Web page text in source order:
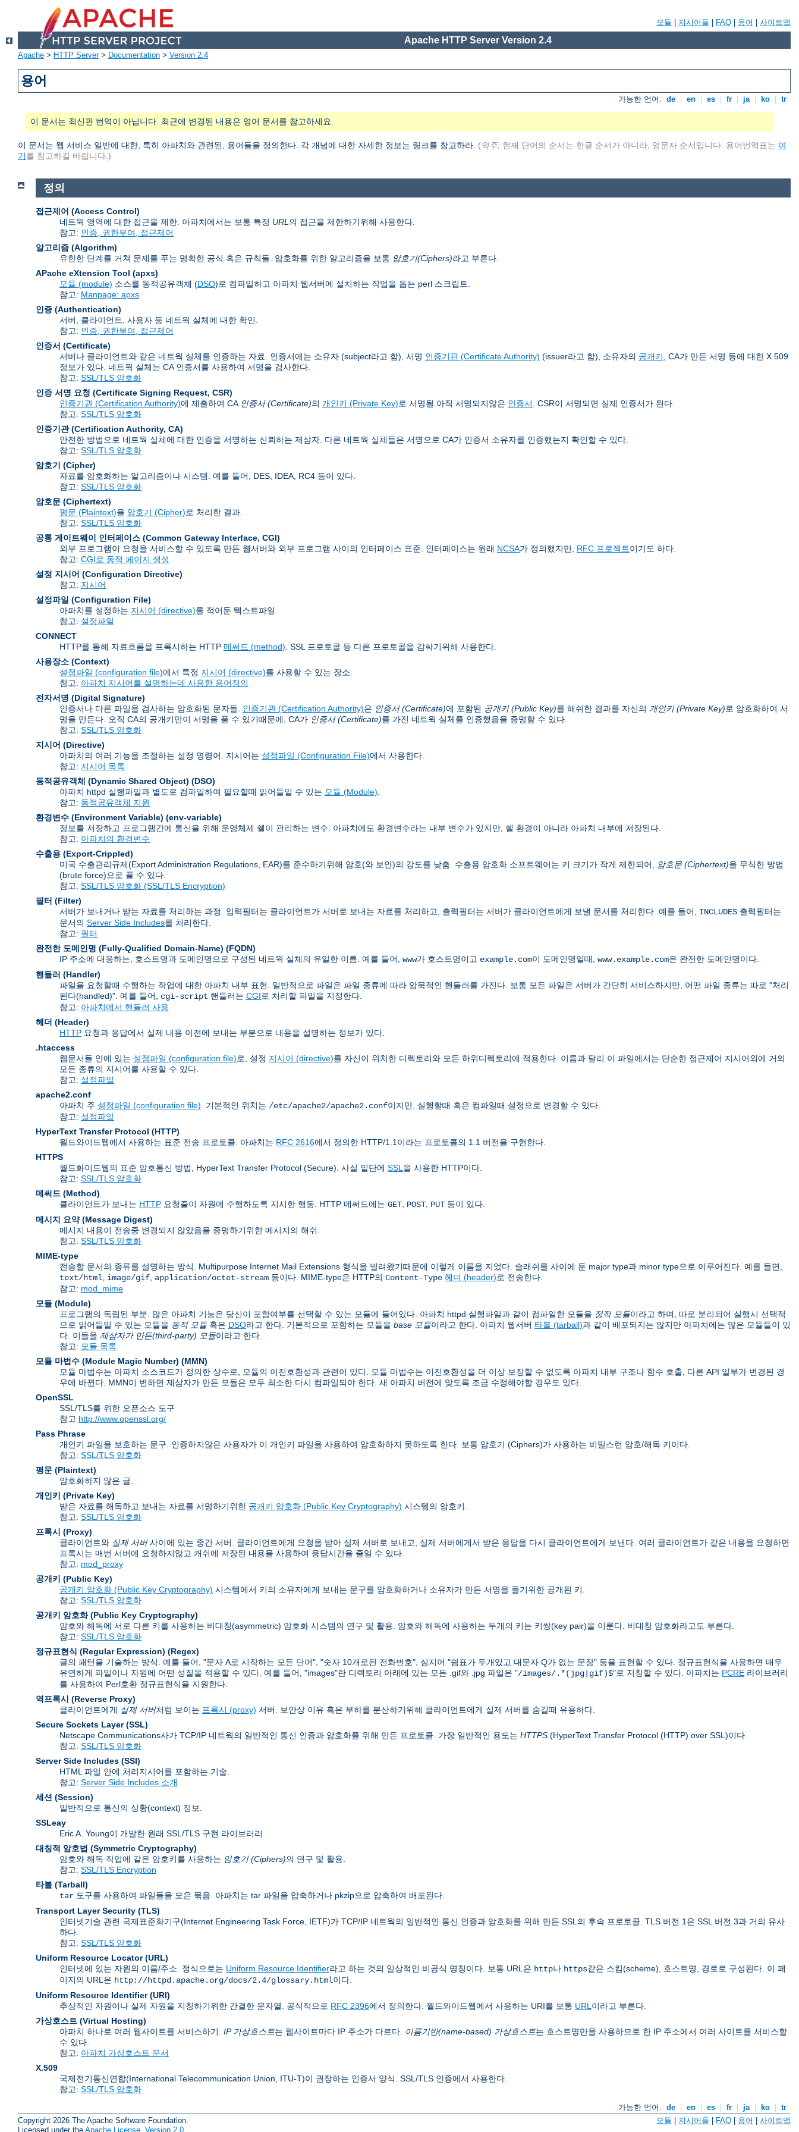
모듈 지시어들 FAQ 용어 사이트맵
Apache HTTP Server Version 2.4
Apache > HTTP Server> Documentation > Version 2.4
용어
가능한 언어: de en es fr ja ko tr
이 문서는 최신판 번역이 아닙니다. 최근에 변경된 내용은 영어 문서를 참고하세요.
이 문서는 웹 서비스 일반에 대한, 특히 아파치와 관련된, 용어들을 정의한다. 각 개념에 대한 자세한 정보는 링크를 참고하라. (역주; 현재 단어의 순서는 한글 순서가 아니라, 영문자 순서입니다. 용어번역표는 여
기를 참고하길 바랍니다.)
정의
접근제어 (Access Control)
네트웍 영역에 대한 접근을 제한. 아파치에서는 보통 특정 URL 의 접근을 제한하기위해 사용한다.
참고: 인증, 권한부여, 접근제어
알고리즘 (Algorithm)
유한한 단계를 거쳐 문제를 푸는 명확한 공식 혹은 규칙들. 암호화를 위한 알고리즘을 보통 암호기(Ciphers)라고 부른다.
APache eXtension Tool (apxs)
모듈 (module) 소스를 동적공유객체 (DSO)로 컴파일하고 아파치 웹서버에 설치하는 작업을 돕는 perl 스크립트.
참고: Manpage: apxs
인증 (Authentication)
서버, 클라이언트, 사용자 등 네트웍 실체에 대한 확인.
참고: 인증, 권한부여, 접근제어
인증서 (Certificate)
서버나 클라이언트와 같은 네트웍 실체를 인증하는 자료. 인증서에는 소유자 (subject라고 함), 서명 인증기관 (Certificate Authority) (issuer라고 함), 소유자의 공개키
, CA가 만든 서명 등에 대한 X.509
정보가 있다. 네트웍 실체는 CA 인증서를 사용하여 서명을 검사한다.
참고: SSL/TLS 암호화
인증 서명 요청 (Certificate Signing Request, CSR)
인증기관 (Certification Authority)에 제출하여 CA 인증서 (Certificate)의 개인키 (Private Key)로 서명될 아직 서명되지않은 인증서
. CSR이 서명되면 실제 인증서가 된다.
참고: SSL/TLS 암호화
인증기관 (Certification Authority, CA)
안전한 방법으로 네트웍 실체에 대한 인증을 서명하는 신뢰하는 제삼자. 다른 네트웍 실체들은 서명으로 CA가 인증서 소유자를 인증했는지 확인할 수 있다.
참고: SSL/TLS 암호화
암호기 (Cipher)
자료를 암호화하는 알고리즘이나 시스템. 예를 들어, DES, IDEA, RC4 등이 있다.
참고: SSL/TLS 암호화
암호문 (Ciphertext)
평문 (Plaintext)을 암호기 (Cipher)로 처리한 결과.
참고: SSL/TLS 암호화
공통 게이트웨이 인터페이스 (Common Gateway Interface, CGI)
외부 프로그램이 요청을 서비스할 수 있도록 만든 웹서버와 외부 프로그램 사이의 인터페이스 표준. 인터페이스는 원래 NCSA가 정의했지만, RFC 프로젝트이기도 하다.
참고: CGI로 동적 페이지 생성
설정 지시어 (Configuration Directive)
참고: 지시어
설정파일 (Configuration File)
아파치를 설정하는 지시어 (directive)를 적어둔 텍스트파일.
참고: 설정파일
CONNECT
HTTP를 통해 자료흐름을 프록시하는 HTTP 메써드 (method) . SSL 프로토콜 등 다른 프로토콜을 감싸기위해 사용한다.
사용장소 (Context)
설정파일 (configuration file)에서 특정 지시어 (directive)를 사용할 수 있는 장소.
참고: 아파치 지시어를 설명하는데 사용한 용어정의
전자서명 (Digital Signature)
인증서나 다른 파일을 검사하는 암호화된 문자들. 인증기관 (Certification Authority)은 인증서 (Certificate)에 포함된 공개키 (Public Key)를 해쉬한 결과를 자신의 개인키 (Private Key)로 암호화하여 서
명을 만든다. 오직 CA의 공개키만이 서명을 풀 수 있기때문에, CA가 인증서 (Certificate)를 가진 네트웍 실체를 인증했음을 증명할 수 있다.
참고: SSL/TLS 암호화
지시어 (Directive)
아파치의 여러 기능을 조절하는 설정 명령어. 지시어는 설정파일 (Configuration File)에서 사용한다.
참고: 지시어 목록
동적공유객체 (Dynamic Shared Object) (DSO)
아파치 httpd 실행파일과 별도로 컴파일하여 필요할때 읽어들일 수 있는 모듈 (Module)
참고: 동적공유객체 지원
환경변수 (Environment Variable) (env-variable)
정보를 저장하고 프로그램간에 통신을 위해 운영체제 쉘이 관리하는 변수. 아파치에도 환경변수라는 내부 변수가 있지만, 쉘 환경이 아니라 아파치 내부에 저장된다.
참고: 아파치의 환경변수
수출용 (Export-Crippled)
미국 수출관리규제(Export Administration Regulations, EAR)를 준수하기위해 암호(와 보안)의 강도를 낮춤. 수출용 암호화 소프트웨어는 키 크기가 작게 제한되어,
암호문 (Ciphertext)을 무식한 방법
(brute force)으로 풀 수 있다.
참고: SSL/TLS 암호화 (SSL/TLS Encryption)
필터 (Filter)
서버가 보내거나 받는 자료를 처리하는 과정. 입력필터는 클라이언트가 서버로 보내는 자료를 처리하고, 출력필터는 서버가 클라이언트에게 보낼 문서를 처리한다. 예를 들어, INCLUDES 출력필터는
문서의 Server Side Includes를 처리한다.
참고: 필터
완전한 도메인명 (Fully-Qualified Domain-Name) (FQDN)
IP 주소에 대응하는, 호스트명과 도메인명으로 구성된 네트웍 실체의 유일한 이름. 예를 들어, www가 호스트명이고 example.com이 도메인명일때, www.example.com은 완전한 도메인명이다.
핸들러 (Handler)
파일을 요청할때 수행하는 작업에 대한 아파치 내부 표현. 일반적으로 파일은 파일 종류에 따라 암묵적인 핸들러를 가진다. 보통 모든 파일은 서버가 간단히 서비스하지만, 어떤 파일 종류는 따로 "처리
된다(handled)". 예를 들어, cgi-script 핸들러는 CGI로 처리할 파일을 지정한다.
참고: 아파치에서 핸들러 사용
헤더 (Header)
HTTP 요청과 응답에서 실제 내용 이전에 보내는 부분으로 내용을 설명하는 정보가 있다.
.htaccess
웹문서들 안에 있는 설정파일 (configuration file)로, 설정 지시어 (directive)를 자신이 위치한 디렉토리와 모든 하위디렉토리에 적용한다. 이름과 달리 이 파일에서는 단순한 접근제어 지시어외에 거의
모든 종류의 지시어를 사용할 수 있다.
참고: 설정파일
apache2.conf
아파치 주 설정파일 (configuration file) . 기본적인 위치는 /etc/apache2/apache2.conf이지만, 실행할때 혹은 컴파일때 설정으로 변경할 수 있다.
참고: 설정파일
HyperText Transfer Protocol (HTTP)
월드와이드웹에서 사용하는 표준 전송 프로토콜. 아파치는 RFC 2616에서 정의한 HTTP/1.1이라는 프로토콜의 1.1 버전을 구현한다.
HTTPS
월드화이드웹의 표준 암호통신 방법, HyperText Transfer Protocol (Secure). 사실 밑단에 SSL 을 사용한 HTTP이다.
참고: SSL/TLS 암호화
메써드 (Method)
클라이언트가 보내는 HTTP 요청줄이 자원에 수행하도록 지시한 행동. HTTP 메써드에는 GET POST PUT 등이 있다.
메시지 요약 (Message Digest)
메시지 내용이 전송중 변경되지 않았음을 증명하기위한 메시지의 해쉬.
참고: SSL/TLS 암호화
MIME-type
전송할 문서의 종류를 설명하는 방식. Multipurpose Internet Mail Extensions 형식을 빌려왔기때문에 이렇게 이름을 지었다. 슬래쉬를 사이에 둔 major type과 minor type으로 이루어진다. 예를 들면,
text/html image/gif application/octet-stream 등이다. MIME-type은 HTTP의 Content-Type 헤더 (header)로 전송한다.
참고: mod_mime
모듈 (Module)
프로그램의 독립된 부분. 많은 아파치 기능은 당신이 포함여부를 선택할 수 있는 모듈에 들어있다. 아파치 httpd 실행파일과 같이 컴파일한 모듈을 정적 모듈이라고 하며, 따로 분리되어 실행시 선택적
으로 읽어들일 수 있는 모듈을 동적 모듈 혹은 DSO라고 한다. 기본적으로 포함하는 모듈을 base 모듈이라고 한다. 아파치 웹서버 타볼 (tarball)과 같이 배포되지는 않지만 아파치에는 많은 모듈들이 있
다. 이들을 제삼자가 만든(third-party) 모듈이라고 한다.
참고: 모듈 목록
모듈 마법수 (Module Magic Number) (MMN)
모듈 마법수는 아파치 소스코드가 정의한 상수로, 모듈의 이진호환성과 관련이 있다. 모듈 마법수는 이진호환성을 더 이상 보장할 수 없도록 아파치 내부 구조나 함수 호출, 다른 API 일부가 변경된 경
우에 바뀐다. MMN이 변하면 제삼자가 만든 모듈은 모두 최소한 다시 컴파일되야 한다. 새 아파치 버전에 맞도록 조금 수정해야할 경우도 있다.
OpenSSL
SSL/TLS를 위한 오픈소스 도구
참고 http://www.openssl.org/
Pass Phrase
개인키 파일을 보호하는 문구. 인증하지않은 사용자가 이 개인키 파일을 사용하여 암호화하지 못하도록 한다. 보통 암호기 (Ciphers)가 사용하는 비밀스런 암호/해독 키이다.
참고: SSL/TLS 암호화
평문 (Plaintext)
암호화하지 않은 글.
개인키 (Private Key)
받은 자료를 해독하고 보내는 자료를 서명하기위한 공개키 암호화 (Public Key Cryptography) 시스템의 암호키.
참고: SSL/TLS 암호화
프록시 (Proxy)
클라이언트와 실제 서버사이에 있는 중간 서버. 클라이언트에게 요청을 받아 실제 서버로 보내고, 실제 서버에게서 받은 응답을 다시 클라이언트에게 보낸다. 여러 클라이언트가 같은 내용을 요청하면
프록시는 매번 서버에 요청하지않고 캐쉬에 저장된 내용을 사용하여 응답시간을 줄일 수 있다.
참고: mod_proxy
공개키 (Public Key)
공개키 암호화 (Public Key Cryptography) 시스템에서 키의 소유자에게 보내는 문구를 암호화하거나 소유자가 만든 서명을 풀기위한 공개된 키.
참고: SSL/TLS 암호화
공개키 암호화 (Public Key Cryptography)
암호와 해독에 서로 다른 키를 사용하는 비대칭(asymmetric) 암호화 시스템의 연구 및 활용. 암호와 해독에 사용하는 두개의 키는 키쌍(key pair)을 이룬다. 비대칭 암호화라고도 부른다.
참고: SSL/TLS 암호화
정규표현식 (Regular Expression) (Regex)
글의 패턴을 기술하는 방식. 예를 들어, "문자 A로 시작하는 모든 단어", "숫자 10개로된 전화번호", 심지어 "쉼표가 두개있고 대문자 Q가 없는 문장" 등을 표현할 수 있다. 정규표현식을 사용하면 매우
유연하게 파일이나 자원에 어떤 성질을 적용할 수 있다. 예를 들어, "images"란 디렉토리 아래에 있는 모든 .gif와 .jpg 파일은 "/images/.*(jpg|gif)$"로 지칭할 수 있다. 아파치는 PCRE 라이브러리
를 사용하여 Perl호환 정규표현식을 지원한다.
역프록시 (Reverse Proxy)
클라이언트에게 실제 서버처럼 보이는 프록시 (proxy) 서버. 보안상 이유 혹은 부하를 분산하기위해 클라이언트에게 실제 서버를 숨길때 유용하다.
Secure Sockets Layer (SSL)
Netscape Communications사가 TCP/IP 네트웍의 일반적인 통신 인증과 암호화를 위해 만든 프로토콜. 가장 일반적인 용도는 HTTPS (HyperText Transfer Protocol (HTTP) over SSL)이다.
참고: SSL/TLS 암호화
Server Side Includes (SSI)
HTML 파일 안에 처리지시어를 포함하는 기술.
참고: Server Side Includes 소개
세션 (Session)
일반적으로 통신의 상황(context) 정보.
SSLeay
Eric A. Young이 개발한 원래 SSL/TLS 구현 라이브러리
대칭적 암호법 (Symmetric Cryptography)
암호와 해독 작업에 같은 암호키를 사용하는 암호기 (Ciphers)의 연구 및 활용.
참고: SSL/TLS Encryption
타볼 (Tarball)
tar 도구를 사용하여 파일들을 모은 묶음. 아파치는 tar 파일을 압축하거나 pkzip으로 압축하여 배포된다.
Transport Layer Security (TLS)
인터넷기술 관련 국제표준화기구(Internet Engineering Task Force, IETF)가 TCP/IP 네트웍의 일반적인 통신 인증과 암호화를 위해 만든 SSL의 후속 프로토콜. TLS 버전 1은 SSL 버전 3과 거의 유사
하다.
참고: SSL/TLS 암호화
Uniform Resource Locator (URL)
인터넷에 있는 자원의 이름/주소. 정식으로는 Uniform Resource Identifier라고 하는 것의 일상적인 비공식 명칭이다. 보통 URL은 http나 https같은 스킴(scheme), 호스트명, 경로로 구성된다. 이 페
이지의 URL은 http://httpd.apache.org/docs/2.4/glossary.html이다.
Uniform Resource Identifier (URI)
추상적인 자원이나 실제 자원을 지칭하기위한 간결한 문자열. 공식적으로 RFC 2396에서 정의한다. 월드와이드웹에서 사용하는 URI를 보통 URL 이라고 부른다.
가상호스트 (Virtual Hosting)
아파치 하나로 여러 웹사이트를 서비스하기. IP 가상호스트는 웹사이트마다 IP 주소가 다르다. 이름기반(name-based) 가상호스트는 호스트명만을 사용하므로 한 IP 주소에서 여러 사이트를 서비스할
수 있다.
참고: 아파치 가상호스트 문서
X.509
국제전기통신연합(International Telecommunication Union, ITU-T)이 권장하는 인증서 양식. SSL/TLS 인증에서 사용한다.
참고: SSL/TLS 암호화
가능한 언어: de | en | es | fr | ja | ko | tr
Copyright 2026 The Apache Software Foundation.
Licensed under the Apache License, Version 2.0
모듈 지시어들 FAQ 용어 사이트맵